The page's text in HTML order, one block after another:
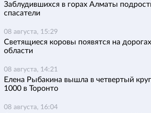
Заблудившихся в горах Алматы
спасатели
08 августа, 15:29
Светящиеся коровы появятся на
области
08 августа, 14:21
Елена Рыбакина вышла в четвертый
1000 в Торонто
08 августа, 16:04